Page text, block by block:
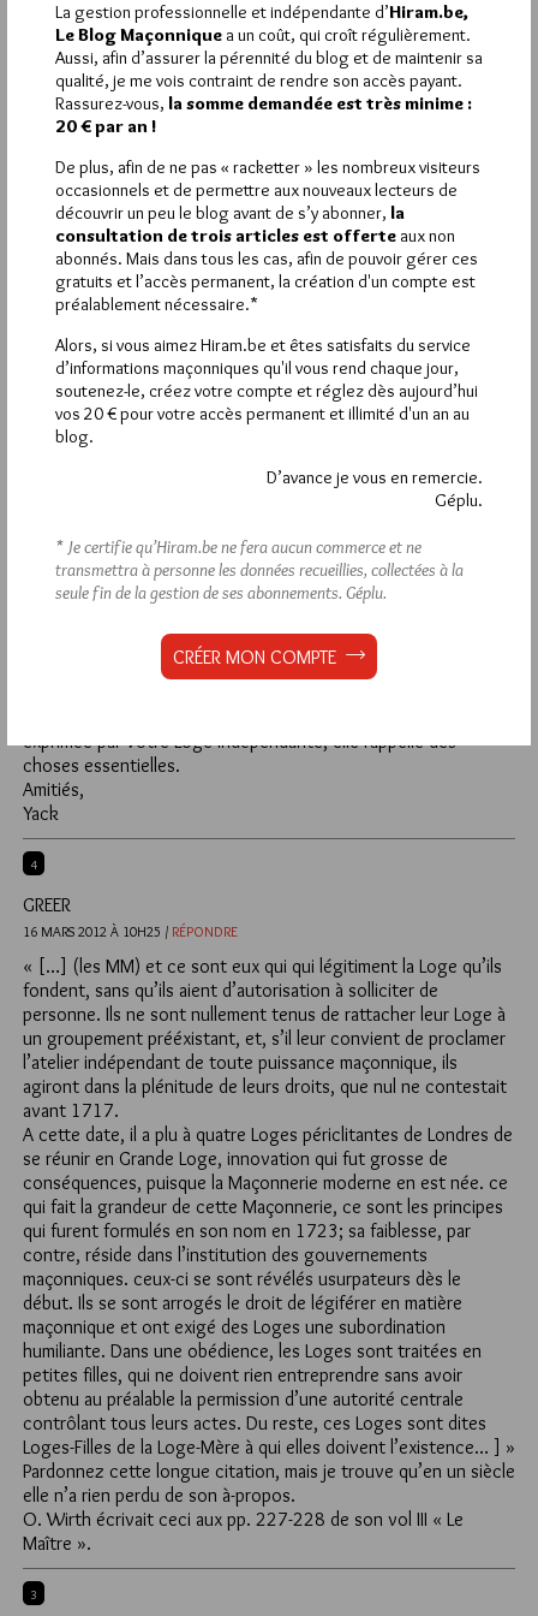
Yack
JEAN SERLUN
@ Yack,
Merci de cette déclaration emprunte de fraternité et de
tolérance. Il ne faut pas que nos loges indépendantes, dont le
mouvement prend jour en jour davantage d’ampleur, se
construisent sur le rejet des frères et des soeurs dont les
loges sont rattachées à des obédiences.
ne veut pas dire qu’elles disparaitront du jour au lendemain
mais le paysage maçonnique du XXIème siècle sera beaucoup
plus divers que pendant les deux siècles précédents où l’on a
vainement recherché une unité trop administrative, trop
hiérarchique, trop soumise au dérèglement profane.
De la transformation des obédiences et du foisonnement des
loges indépendantes surgira une nouveau paysage
16 MARS 2012 À 14H04 / RÉPONDRE
exprimée par votre Loge Indépendante, elle rappelle des
choses essentielles.
Amitiés,
Yack
4
GREER
16 MARS 2012 À 10H25 / RÉPONDRE
« […] (les MM) et ce sont eux qui qui légitiment la Loge qu’ils
fondent, sans qu’ils aient d’autorisation à solliciter de
personne. Ils ne sont nullement tenus de rattacher leur Loge à
un groupement prééxistant, et, s’il leur convient de proclamer
l’atelier indépendant de toute puissance maçonnique, ils
agiront dans la plénitude de leurs droits, que nul ne contestait
avant 1717.
A cette date, il a plu à quatre Loges périclitantes de Londres de
se réunir en Grande Loge, innovation qui fut grosse de
conséquences, puisque la Maçonnerie moderne en est née. ce
qui fait la grandeur de cette Maçonnerie, ce sont les principes
qui furent formulés en son nom en 1723; sa faiblesse, par
contre, réside dans l’institution des gouvernements
maçonniques. ceux-ci se sont révélés usurpateurs dès le
début. Ils se sont arrogés le droit de légiférer en matière
maçonnique et ont exigé des Loges une subordination
humiliante. Dans une obédience, les Loges sont traitées en
petites filles, qui ne doivent rien entreprendre sans avoir
obtenu au préalable la permission d’une autorité centrale
contrôlant tous leurs actes. Du reste, ces Loges sont dites
Loges-Filles de la Loge-Mère à qui elles doivent l’existence… ] »
Pardonnez cette longue citation, mais je trouve qu’en un siècle
elle n’a rien perdu de son à-propos.
O. Wirth écrivait ceci aux pp. 227-228 de son vol III « Le
Maître ».
3
La gestion professionnelle et indépendante d’Hiram.be,
Le Blog Maçonnique a un coût, qui croît régulièrement.
Aussi, afin d’assurer la pérennité du blog et de maintenir sa
qualité, je me vois contraint de rendre son accès payant.
Rassurez-vous, la somme demandée est très minime :
20 € par an !
De plus, afin de ne pas « racketter » les nombreux visiteurs
occasionnels et de permettre aux nouveaux lecteurs de
découvrir un peu le blog avant de s’y abonner, la
consultation de trois articles est offerte aux non
abonnés. Mais dans tous les cas, afin de pouvoir gérer ces
gratuits et l’accès permanent, la création d'un compte est
préalablement nécessaire.*
Alors, si vous aimez Hiram.be et êtes satisfaits du service
d’informations maçonniques qu'il vous rend chaque jour,
soutenez-le, créez votre compte et réglez dès aujourd’hui
vos 20 € pour votre accès permanent et illimité d'un an au
blog.
D’avance je vous en remercie.
Géplu.
* Je certifie qu’Hiram.be ne fera aucun commerce et ne
transmettra à personne les données recueillies, collectées à la
seule fin de la gestion de ses abonnements. Géplu.
CRÉER MON COMPTE